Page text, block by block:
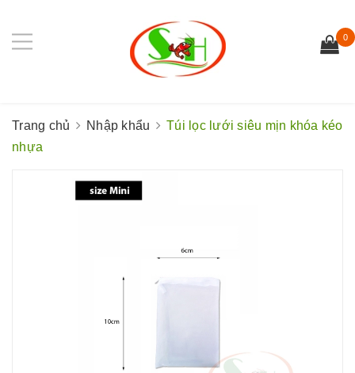
0
Trang chủ Nhập khẩu
Túi lọc lưới siêu mịn khóa kéo
nhựa